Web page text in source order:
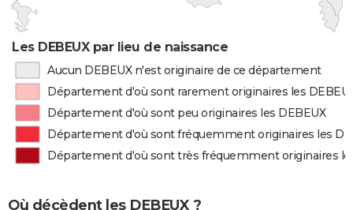
Les DEBEUX par lieu de naissance
Aucun DEBEUX n'est originaire de ce département
Département d'où sont rarement originaires les
Département d'où sont peu originaires les DEBEUX
Département d'où sont fréquemment originaires les
Département d'où sont très fréquemment originaires
Où décèdent les DEBEUX ?